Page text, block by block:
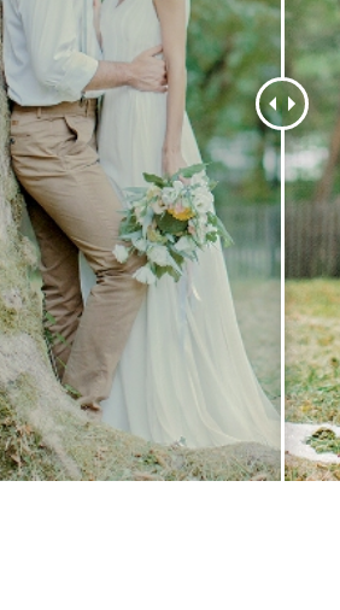
Retusarea produsului Servicii